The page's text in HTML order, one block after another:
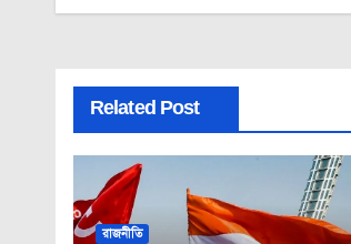
Related Post
রাজনীতি